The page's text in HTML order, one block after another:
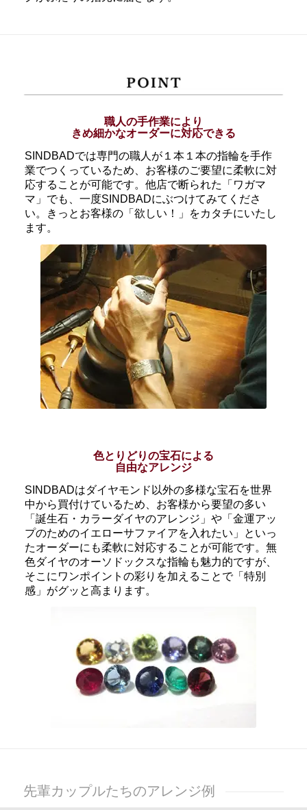
職人の手作業により
きめ細かなオーダーに対応できる
SINDBADでは専門の職人が１本１本の指輪を手作
業でつくっているため、お客様のご要望に柔軟に対
応することが可能です。他店で断られた「ワガマ
マ」でも、一度SINDBADにぶつけてみてくださ
い。きっとお客様の「欲しい！」をカタチにいたし
ます。
色とりどりの宝石による
自由なアレンジ
SINDBADはダイヤモンド以外の多様な宝石を世界
中から買付けているため、お客様から要望の多い
「誕生石・カラーダイヤのアレンジ」や「金運アッ
プのためのイエローサファイアを入れたい」といっ
たオーダーにも柔軟に対応することが可能です。無
色ダイヤのオーソドックスな指輪も魅力的ですが、
そこにワンポイントの彩りを加えることで「特別
感」がグッと高まります。
先輩カップルたちのアレンジ例